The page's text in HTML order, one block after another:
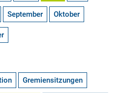
September Oktober
Gremiensitzungen